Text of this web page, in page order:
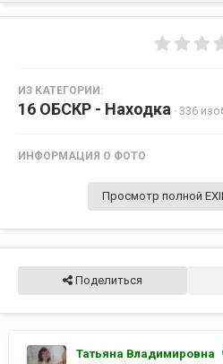
ИЗ КАТЕГОРИИ:
16 ОБСКР - Находка · 336
ИНФОРМАЦИЯ О ФОТО
Просмотр полной
Поделиться
Татьяна Владимировна